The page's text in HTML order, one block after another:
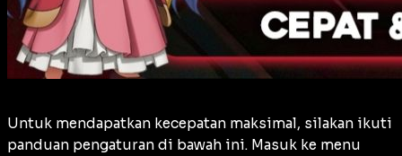
Untuk mendapatkan kecepatan maksimal, silakan ikuti
panduan pengaturan di bawah ini. Masuk ke menu